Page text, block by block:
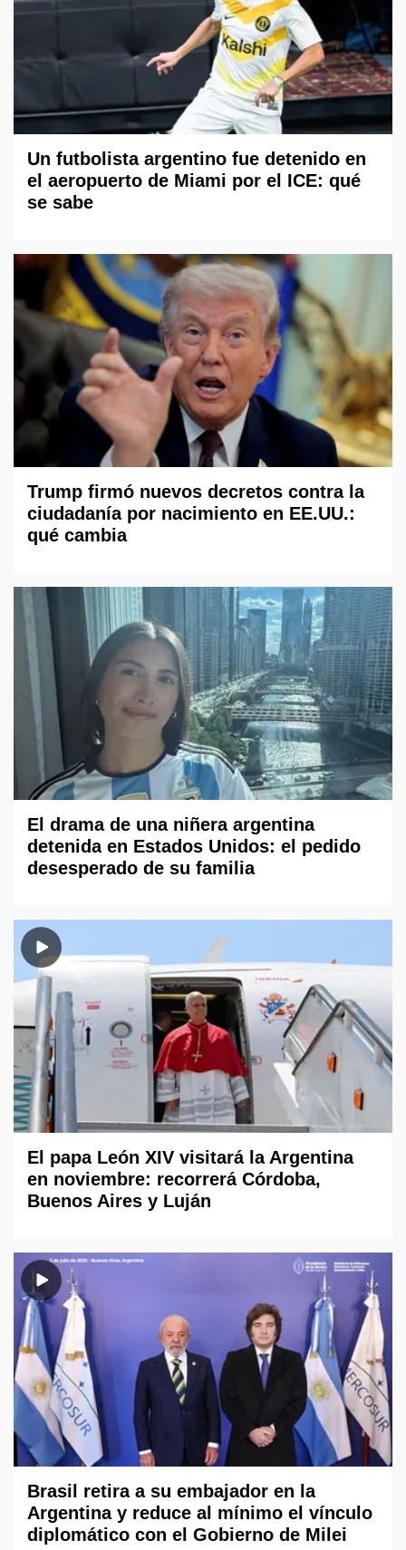
Un futbolista argentino fue detenido en
el aeropuerto de Miami por el ICE: qué
se sabe
Trump firmó nuevos decretos contra la
ciudadanía por nacimiento en EE.UU.:
qué cambia
El drama de una niñera argentina
detenida en Estados Unidos: el pedido
desesperado de su familia
El papa León XIV visitará la Argentina
en noviembre: recorrerá Córdoba,
Buenos Aires y Luján
Brasil retira a su embajador en la
Argentina y reduce al mínimo el vínculo
diplomático con el Gobierno de Milei